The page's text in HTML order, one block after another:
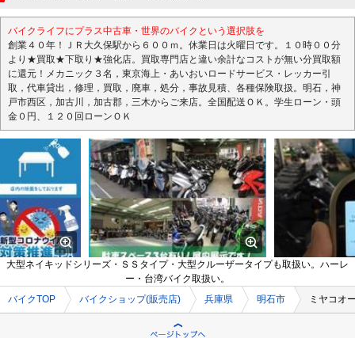
バイクライフにプラス中古車・世界のバイクという選択肢を
創業４０年！ＪＲ大久保駅から６００ｍ。休業日は火曜日です。１０時００分
より★買取★下取り★強化店。買取専門店と違い余計なコストが無い分買取額
に還元！メカニック３名，東京海上・あいおいロードサービス・レッカー引
取，代車貸出，修理，買取，廃車，処分，事故見積、各種保険取扱。明石，神
戸市西区，加古川，加古郡，三木からご来店。全国配送ＯＫ。学生ローン・頭
金０円、１２０回ローンＯＫ
大型ネイキッドシリーズ・ＳＳタイプ・大型クルーザータイプも取扱い。ハーレ
ー・台湾バイク取扱い。
バイクTOP
バイクショップ(販売店) 兵庫県 明石市 ミヤコオ